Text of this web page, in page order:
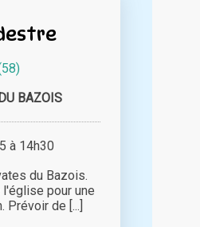
BAZOIS
à 14h30
du Bazois.
l'église pour une
Prévoir de [...]